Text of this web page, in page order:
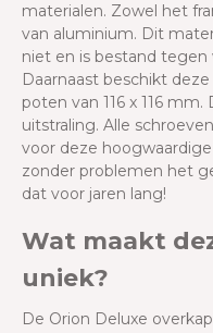
materialen. Zowel het
van aluminium. Dit
niet en is bestand tegen
Daarnaast beschikt
poten van 116 x 116
uitstraling. Alle
voor deze
zonder problemen het
dat voor jaren lang!
Wat maakt
uniek?
De Orion Deluxe